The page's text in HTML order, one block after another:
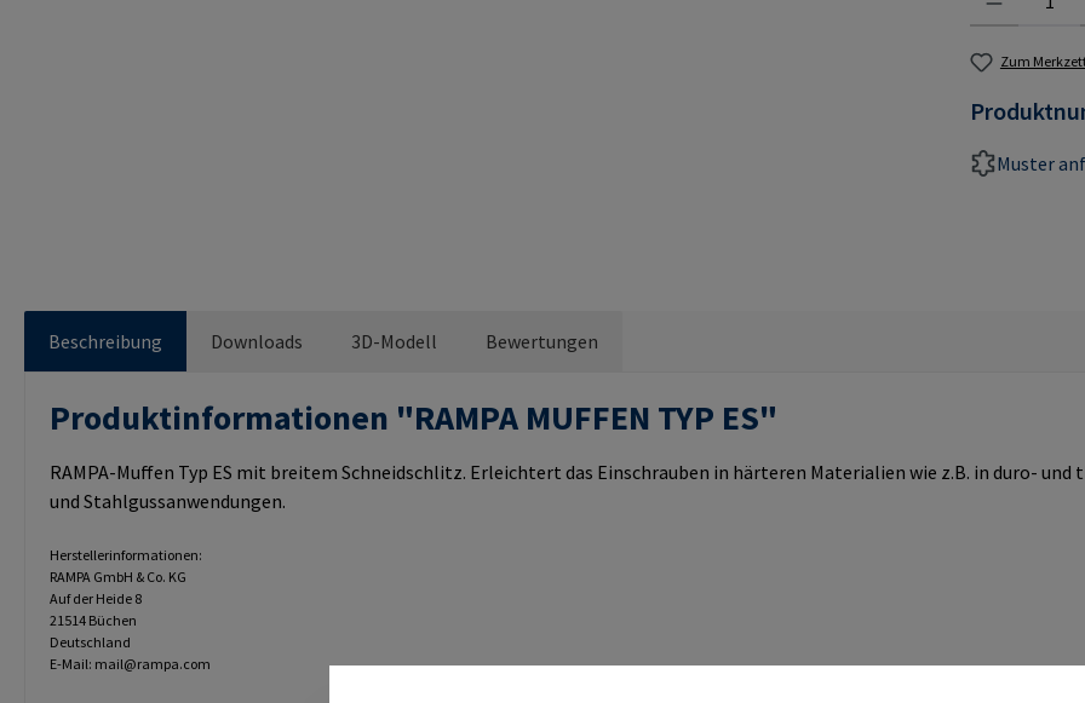
Zum
Muster
Beschreibung Downloads 3D-Modell Bewertungen
Produktinformationen "RAMPA MUFFEN TYP ES"
RAMPA-Muffen Typ ES mit breitem Schneidschlitz. Erleichtert das Einschrauben in härteren Materialien wie z.B. in duro-
und Stahlgussanwendungen.
Herstellerinformationen:
RAMPA GmbH & Co. KG
Auf der Heide 8
21514 Büchen
Deutschland
E-Mail: mail@rampa.com